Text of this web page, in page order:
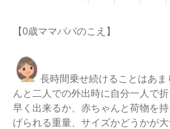
【0歳ママパパのこえ】
長時間乗せ続けることはあま
んと二人での外出時に自分一人で
早く出来るか、赤ちゃんと荷物を
げられる重量、サイズかどうかが大